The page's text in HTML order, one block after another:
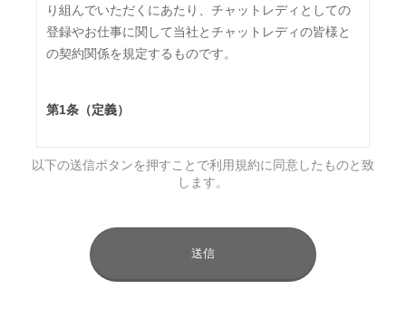
り組んでいただくにあたり、チャットレディとしての
登録やお仕事に関して当社とチャットレディの皆様と
の契約関係を規定するものです。
第1条（定義）
れぞれ当該各号に定めるところによるものとします。
（2）「チャットレディ」 第2条に定める手続に従い
当社からID及びパスワードの貸与を受けてチャットサ
イト上でライブチャットに出演する者
以下の送信ボタンを押すことで利用規約に同意したものと致
します。